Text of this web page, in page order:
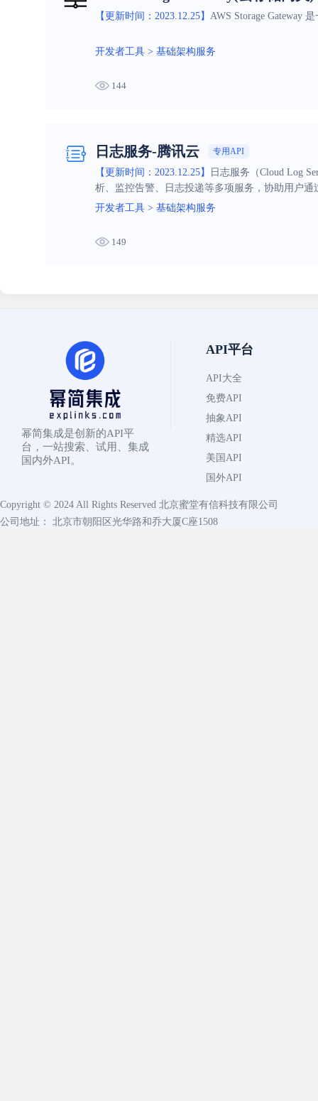
【更新时间：2023.12.25】 AWS Storage Gateway
开发者工具 > 基础架构服务
144
日志服务-腾讯云 专用API
【更新时间：2023.12.25】
日志服务（Cloud Log
析、监控告警、日志投递等多项服务，协助用户
开发者工具 > 基础架构服务
149
幂简集成是创新的API平
台，一站搜索、试用、集成
国内外API。
API平台
API大全
免费API
抽象API
精选API
美国API
国外API
Copyright © 2024 All Rights Reserved 北京蜜堂有信科技有限公司
公司地址： 北京市朝阳区光华路和乔大厦C座1508